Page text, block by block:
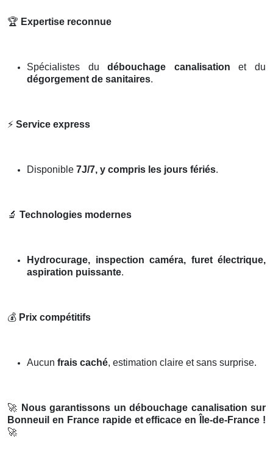
🏆 Expertise reconnue
Spécialistes dudébouchage canalisation et du
dégorgement de sanitaires.
⚡ Service express
Disponible 7J/7, y compris les jours fériés.
🔬 Technologies modernes
Hydrocurage, inspection caméra, furet électrique,
aspiration puissante.
💰 Prix compétitifs
Aucun frais caché, estimation claire et sans surprise.
🚀 Nous garantissons un débouchage canalisation sur
Bonneuil en France rapide et efficace en Île-de-France !
🚀